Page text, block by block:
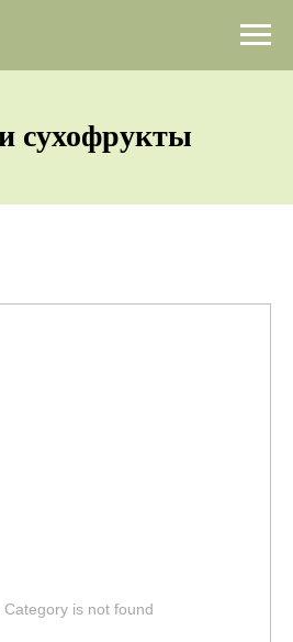
сухофрукты
Category is not found